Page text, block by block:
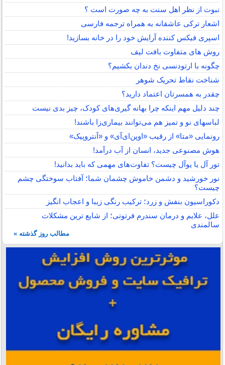
نبوت از نظر اهل سنت به چه صورت است ؟
اشعار ترکی عاشقانه به همراه ترجمه فارسی
اسپری فیکس کننده آرایش خود را در خانه بسازید!
روش های متفاوت بافت لیف
چگونه با ارتودنسی نخ دندان بکشیم؟
شناخت نقاط تحریک شوهر
چقدر به همسرتان اعتماد دارید؟
چند دلیل مهم اینکه چرا بهانه گیری‌های کودک، چیز بدی نیست
لباس‎های نو و تمیز هم می‌توانند بیماری‌زا باشند!
رونمایی «متا» از رقیب «اوپن‌ای‌آی» و «آنتروپیک»
هوش مصنوعی جدید، انسان از آب درآمد!
تور آل یا یوآل چیست؟ تفاوت‌های مهمی که باید بدانید!
نور خورشید و دشمن خاموش چشمان شما؛ آفتاب سوختگی چشم
چیست؟
دکوراسیون بنفش و زرد؛ ترکیب رنگی زیبا و اعجاب انگیز
علل، علایم و درمان سندرم فرتوتی؛ از شایع ترین مشکلات
سالمندی
مطالب روز گذشته »